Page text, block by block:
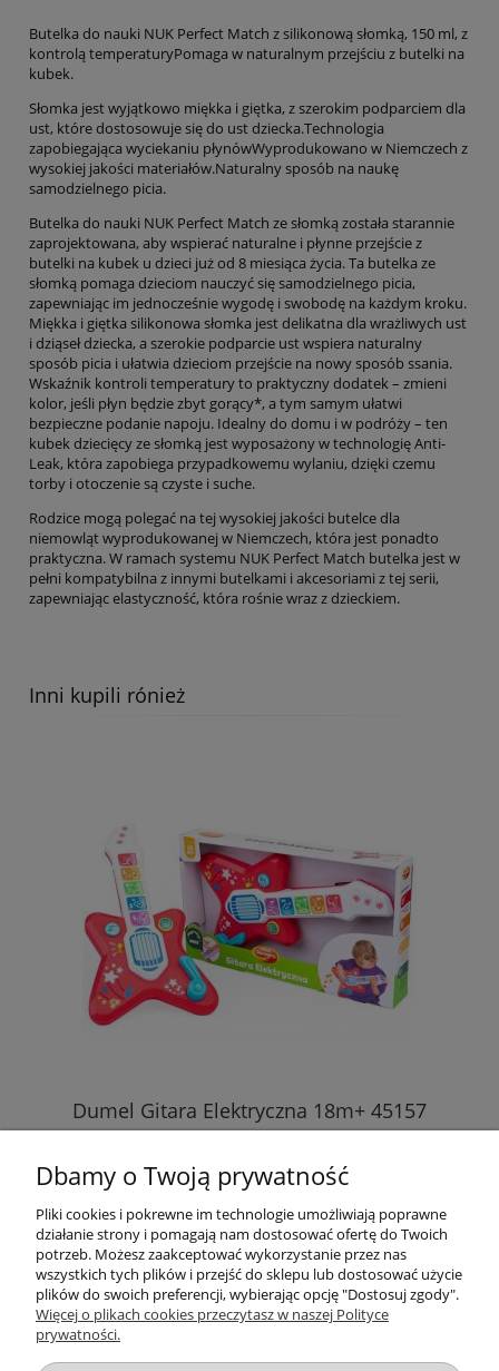
Butelka do nauki NUK Perfect Match z silikonową słomką, 150 ml, z
kontrolą temperaturyPomaga w naturalnym przejściu z butelki na
kubek.
Słomka jest wyjątkowo miękka i giętka, z szerokim podparciem dla
ust, które dostosowuje się do ust dziecka.Technologia
zapobiegająca wyciekaniu płynówWyprodukowano w Niemczech z
wysokiej jakości materiałów.Naturalny sposób na naukę
samodzielnego picia.
Butelka do nauki NUK Perfect Match ze słomką została starannie
zaprojektowana, aby wspierać naturalne i płynne przejście z
butelki na kubek u dzieci już od 8 miesiąca życia. Ta butelka ze
słomką pomaga dzieciom nauczyć się samodzielnego picia,
zapewniając im jednocześnie wygodę i swobodę na każdym kroku.
Miękka i giętka silikonowa słomka jest delikatna dla wrażliwych ust
i dziąseł dziecka, a szerokie podparcie ust wspiera naturalny
sposób picia i ułatwia dzieciom przejście na nowy sposób ssania.
Wskaźnik kontroli temperatury to praktyczny dodatek – zmieni
kolor, jeśli płyn będzie zbyt gorący*, a tym samym ułatwi
bezpieczne podanie napoju. Idealny do domu i w podróży – ten
kubek dziecięcy ze słomką jest wyposażony w technologię Anti-
Leak, która zapobiega przypadkowemu wylaniu, dzięki czemu
torby i otoczenie są czyste i suche.
Rodzice mogą polegać na tej wysokiej jakości butelce dla
niemowląt wyprodukowanej w Niemczech, która jest ponadto
praktyczna. W ramach systemu NUK Perfect Match butelka jest w
pełni kompatybilna z innymi butelkami i akcesoriami z tej serii,
zapewniając elastyczność, która rośnie wraz z dzieckiem.
Inni kupili rónież
Dumel Gitara Elektryczna 18m+ 45157
59,89 zł
DO KOSZYKA
Dbamy o Twoją prywatność
Pliki cookies i pokrewne im technologie umożliwiają poprawne
działanie strony i pomagają nam dostosować ofertę do Twoich
potrzeb. Możesz zaakceptować wykorzystanie przez nas
wszystkich tych plików i przejść do sklepu lub dostosować użycie
plików do swoich preferencji, wybierając opcję "Dostosuj zgody".
Więcej o plikach cookies przeczytasz w naszej Polityce
prywatności.